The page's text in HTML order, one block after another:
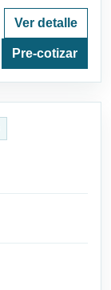
Ver detalle
Pre-cotizar